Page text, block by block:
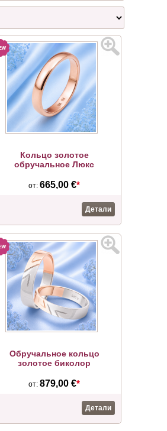
Кольцо золотое
обручальное Люкс
от:665,00 €*
Детали
Обручальное кольцо
золотое биколор
от:879,00 €*
Детали